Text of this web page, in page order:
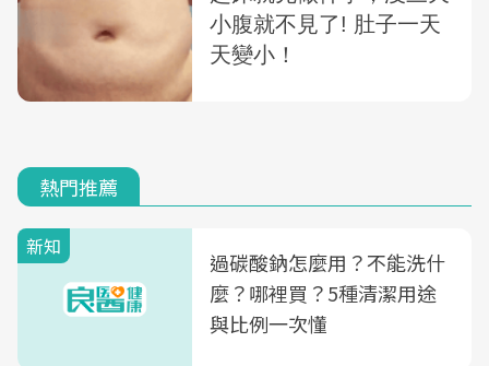
熱門推薦
新知
過碳酸鈉怎麼用？不能洗什
麼？哪裡買？5種清潔用途
與比例一次懂